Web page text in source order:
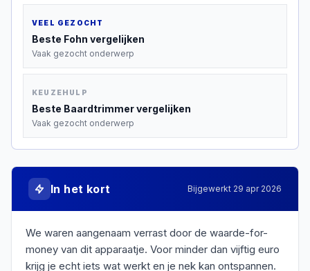
VEEL GEZOCHT
Beste Fohn vergelijken
Vaak gezocht onderwerp
KEUZEHULP
Beste Baardtrimmervergelijken
Vaak gezocht onderwerp
In het kort Bijgewerkt 29 apr 2026
We waren aangenaam verrast door de waarde-for-
money van dit apparaatje. Voor minder dan vijftig euro
krijg je echt iets wat werkt en je nek kan ontspannen.